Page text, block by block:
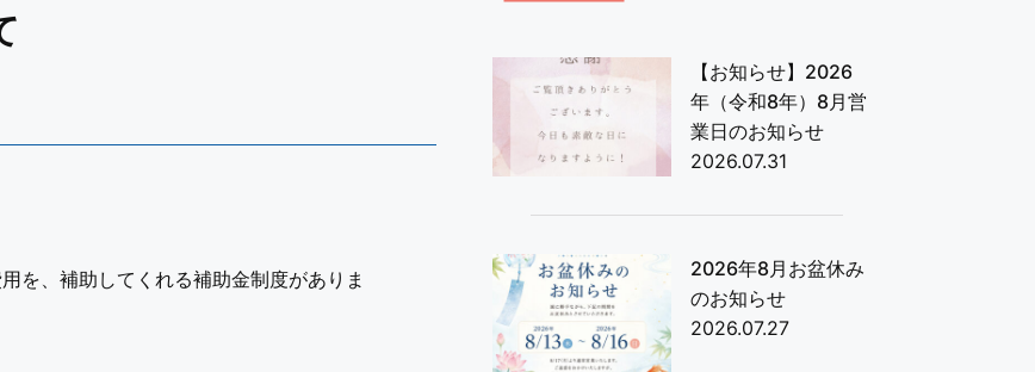
を、補助してくれる補助金制度がありま
【お知らせ】2026
年（令和8年）8月営
業日のお知らせ
2026.07.31
2026年8月お盆休み
のお知らせ
2026.07.27